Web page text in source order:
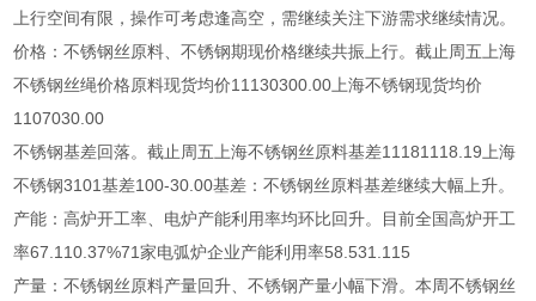
上行空间有限，操作可考虑逢高空，需继续关注下游需求继续情况。
价格：不锈钢丝原料、不锈钢期现价格继续共振上行。截止周五上海
不锈钢丝绳价格原料现货均价11130300.00上海不锈钢现货均价
1107030.00
不锈钢基差回落。截止周五上海不锈钢丝原料基差11181118.19上海
不锈钢3101基差100-30.00基差：不锈钢丝原料基差继续大幅上升。
产能：高炉开工率、电炉产能利用率均环比回升。目前全国高炉开工
率67.110.37%71家电弧炉企业产能利用率58.531.115
产量：不锈钢丝原料产量回升、不锈钢产量小幅下滑。本周不锈钢丝